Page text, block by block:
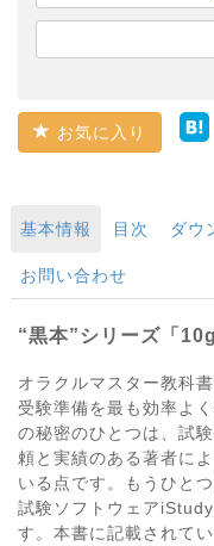
お気に入り
基本情報 目次 ダウ
お問い合わせ
“黒本”シリーズ「
オラクルマスター教科
受験準備を最も効率よ
の秘密のひとつは、試
頼と実績のある著者に
いる点です。もうひと
試験ソフトウェア
す。本書に記載されて